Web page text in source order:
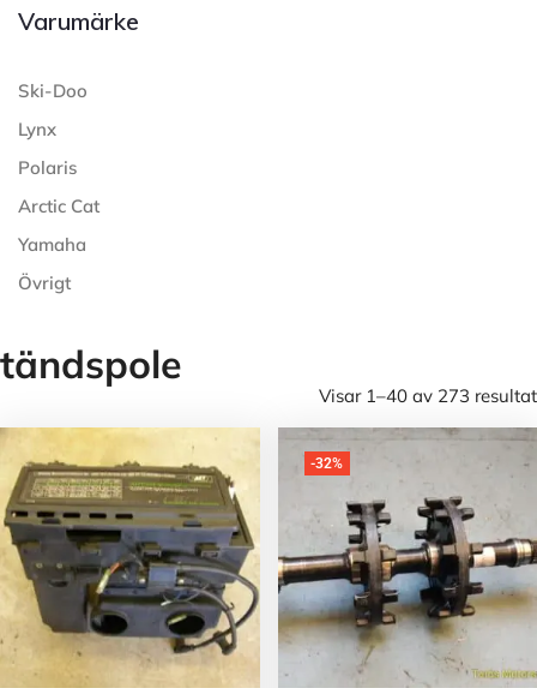
Varumärke
Ski-Doo
Lynx
Polaris
Arctic Cat
Yamaha
Övrigt
tändspole
Visar 1–40 av 273 resultat
-32%